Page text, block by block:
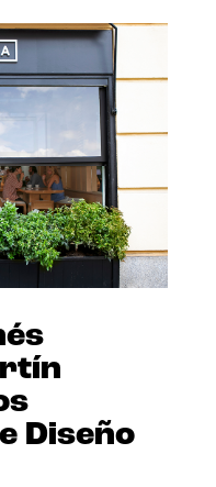
Diseño